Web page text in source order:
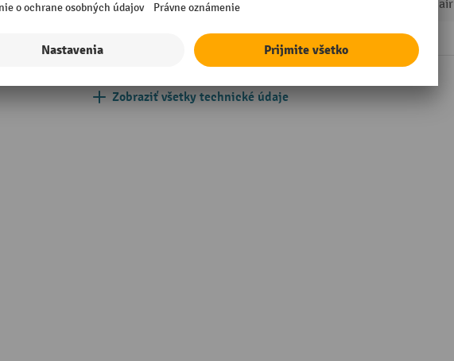
Značka meychair
Záruka dodávateľa 2
Zobraziť všetky technické údaje